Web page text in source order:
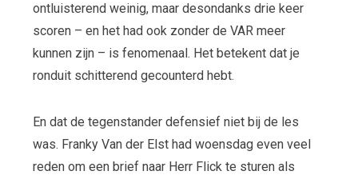
ontluisterend weinig, maar desondanks drie keer
scoren – en het had ook zonder de VAR meer
kunnen zijn – is fenomenaal. Het betekent dat je
ronduit schitterend gecounterd hebt.
En dat de tegenstander defensief niet bij de les
was. Franky Van der Elst had woensdag even veel
reden om een brief naar Herr Flick te sturen als